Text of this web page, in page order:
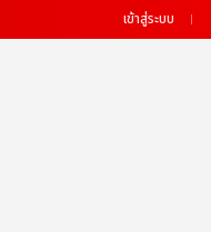
เข้าสู่ระบบ